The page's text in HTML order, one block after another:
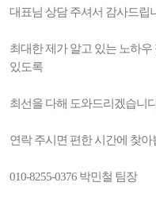
대표님 상담 주셔서 감사드립
최대한 제가 알고 있는 노하
있도록
최선을 다해 도와드리겠습니
연락 주시면 편한 시간에 찾
010-8255-0376 박민철 팀장